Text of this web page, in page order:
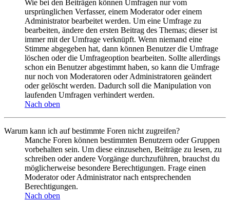
Wie bei den Beiträgen können Umfragen nur vom
ursprünglichen Verfasser, einem Moderator oder einem
Administrator bearbeitet werden. Um eine Umfrage zu
bearbeiten, ändere den ersten Beitrag des Themas; dieser ist
immer mit der Umfrage verknüpft. Wenn niemand eine
Stimme abgegeben hat, dann können Benutzer die Umfrage
löschen oder die Umfrageoption bearbeiten. Sollte allerdings
schon ein Benutzer abgestimmt haben, so kann die Umfrage
nur noch von Moderatoren oder Administratoren geändert
oder gelöscht werden. Dadurch soll die Manipulation von
laufenden Umfragen verhindert werden.
Nach oben
Warum kann ich auf bestimmte Foren nicht zugreifen?
Manche Foren können bestimmten Benutzern oder Gruppen
vorbehalten sein. Um diese einzusehen, Beiträge zu lesen, zu
schreiben oder andere Vorgänge durchzuführen, brauchst du
möglicherweise besondere Berechtigungen. Frage einen
Moderator oder Administrator nach entsprechenden
Berechtigungen.
Nach oben